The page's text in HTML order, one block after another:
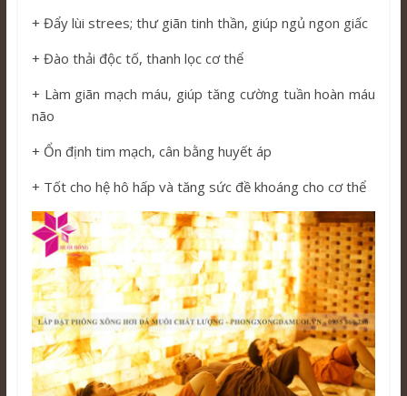
+ Đẩy lùi strees; thư giãn tinh thần, giúp ngủ ngon giấc
+ Đào thải độc tố, thanh lọc cơ thể
+ Làm giãn mạch máu, giúp tăng cường tuần hoàn máu
não
+ Ổn định tim mạch, cân bằng huyết áp
+ Tốt cho hệ hô hấp và tăng sức đề khoáng cho cơ thể